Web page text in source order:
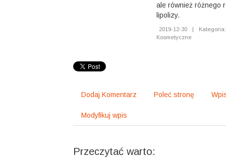
ale również różnego
lipolizy.
2019-12-30 |
Kosmetyczne
Dodaj Komentarz Poleć stronę
Modyfikuj wpis
Przeczytać warto: